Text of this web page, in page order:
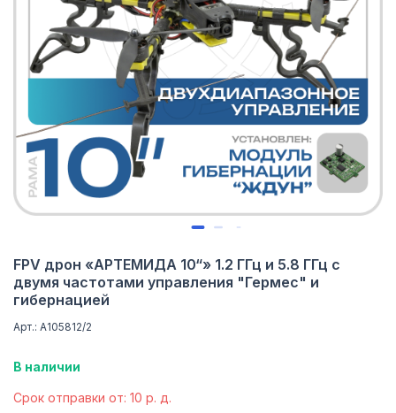
FPV дрон «АРТЕМИДА 10“» 1.2 ГГц и 5.8 ГГц с
двумя частотами управления "Гермес" и
гибернацией
Арт.: А105812/2
В наличии
Cрок отправки от: 10 р. д.